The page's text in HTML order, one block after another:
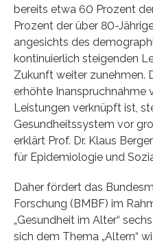
bereits etwa 60 Prozent
Prozent der über 80-
angesichts des
kontinuierlich steigenden
Zukunft weiter zunehmen.
erhöhte Inanspruchnahme
Leistungen verknüpft ist,
Gesundheitssystem vor
erklärt Prof. Dr. Klaus
für Epidemiologie und
Daher fördert das
Forschung (BMBF) im
„Gesundheit im Alter“
sich dem Thema „Altern“